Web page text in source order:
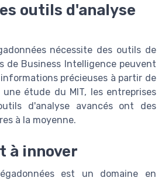
outils d'analyse
nécessite des outils de
de Business Intelligence peuvent
précieuses à partir de
une étude du MIT, les entreprises
d'analyse avancés ont des
à la moyenne.
à innover
est un domaine en